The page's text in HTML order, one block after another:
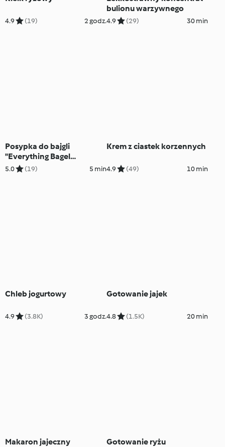
4.9 (19) 2 godz.
bulionu warzywnego
4.9 (29) 30 min
Posypka do bajgli
"Everything Bagel
Seasoning"
5.0 (19) 5 min
Krem z ciastek korzennych
4.9 (49) 10 min
Chleb jogurtowy
4.9 (3.8K) 3 godz.
Gotowanie jajek
4.8 (1.5K) 20 min
Makaron jajeczny Gotowanie ryżu